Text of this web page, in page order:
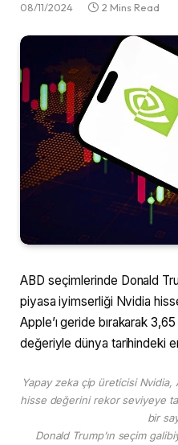
08/11/2024 2 Mins Read
ABD seçimlerinde Donald
piyasa iyimserliği Nvidia
Apple’ı geride bırakarak
değeriyle dünya tarihindeki
Yapay zeka çip üreticisi Nvidia,
hisse değerini rekor seviyeye
bir
Donald Trump’ın seçim